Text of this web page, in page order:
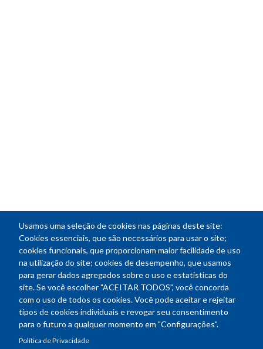
Usamos uma seleção de cookies nas páginas deste site:
Cookies essenciais, que são necessários para usar o site;
cookies funcionais, que proporcionam maior facilidade de uso
na utilização do site; cookies de desempenho, que usamos
para gerar dados agregados sobre o uso e estatísticas do
site. Se você escolher "ACEITAR TODOS", você concorda
com o uso de todos os cookies. Você pode aceitar e rejeitar
tipos de cookies individuais e revogar seu consentimento
para o futuro a qualquer momento em "Configurações".
Política de Privacidade